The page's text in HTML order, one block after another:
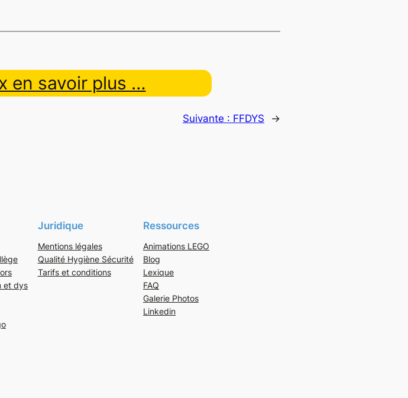
en savoir plus …
Suivante : FFDYS →
et dys
Juridique
Mentions légales
Qualité Hygiène Sécurité
Tarifs et conditions
Ressources
Animations LEGO
Blog
Lexique
FAQ
Galerie Photos
Linkedin